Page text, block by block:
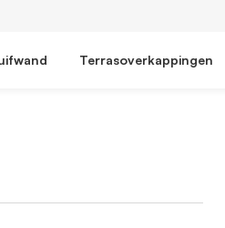
Terrasoverkappingen